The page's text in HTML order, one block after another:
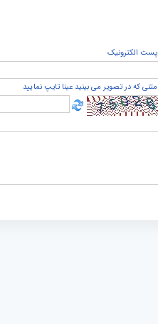
پست الكترونيک
متنی که در تصویر می بینید عینا تایپ نمایید